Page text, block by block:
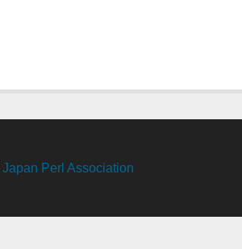
Japan Perl Association